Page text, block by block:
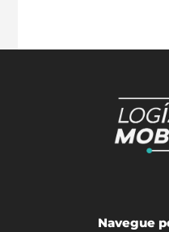
Navegue